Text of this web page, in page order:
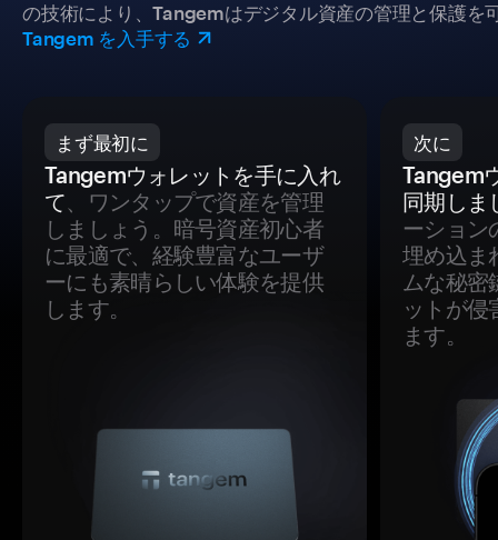
の技術により、Tangemはデジタル資産の管理と保護を
Tangem を入手する
まず最初に
Tangemウォレットを手に入れ
て、ワンタップで資産を管理
しましょう。暗号資産初心者
に最適で、経験豊富なユーザ
ーにも素晴らしい体験を提供
します。
次に
Tangem
同期しま
ーション
埋め込ま
ムな秘密
ットが侵
ます。